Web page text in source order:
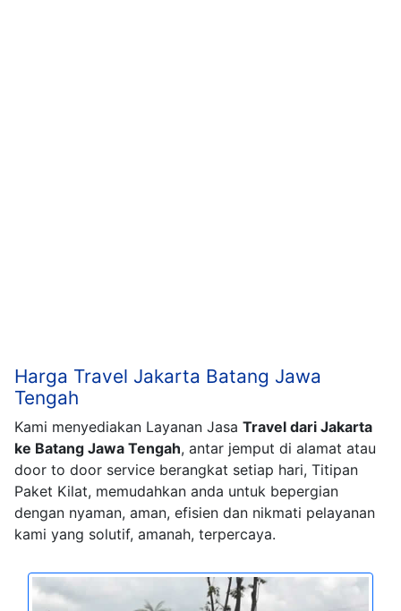
Harga Travel Jakarta Batang Jawa
Tengah
Kami menyediakan Layanan Jasa Travel dari Jakarta
ke Batang Jawa Tengah, antar jemput di alamat atau
door to door service berangkat setiap hari, Titipan
Paket Kilat, memudahkan anda untuk bepergian
dengan nyaman, aman, efisien dan nikmati pelayanan
kami yang solutif, amanah, terpercaya.